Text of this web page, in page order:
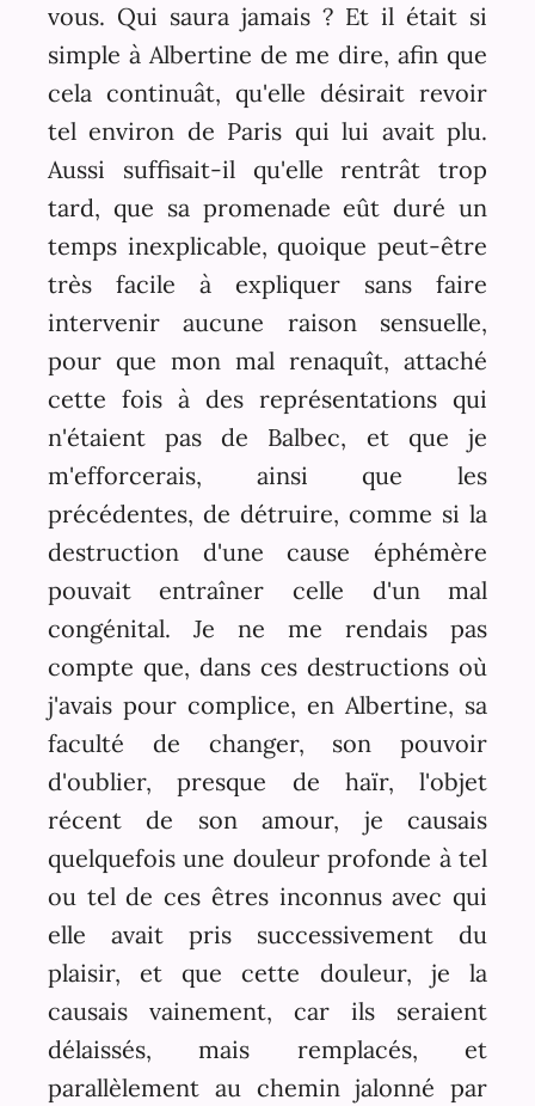
vous. Qui saura jamais ? Et il était si
simple à Albertine de me dire, afin que
cela continuât, qu'elle désirait revoir
tel environ de Paris qui lui avait plu.
Aussi suffisait-il qu'elle rentrât trop
tard, que sa promenade eût duré un
temps inexplicable, quoique peut-être
très facile à expliquer sans faire
intervenir aucune raison sensuelle,
pour que mon mal renaquît, attaché
cette fois à des représentations qui
n'étaient pas de Balbec, et que je
m'efforcerais, ainsi que les
précédentes, de détruire, comme si la
destruction d'une cause éphémère
pouvait entraîner celle d'un mal
congénital. Je ne me rendais pas
compte que, dans ces destructions où
j'avais pour complice, en Albertine, sa
faculté de changer, son pouvoir
d'oublier, presque de haïr, l'objet
récent de son amour, je causais
quelquefois une douleur profonde à tel
ou tel de ces êtres inconnus avec qui
elle avait pris successivement du
plaisir, et que cette douleur, je la
causais vainement, car ils seraient
délaissés, mais remplacés, et
parallèlement au chemin jalonné par